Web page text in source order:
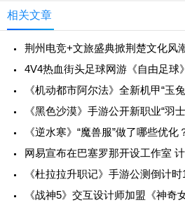
相关文章
4V4热血街头足球网游《自由足球
《机动都市阿尔法》全新机甲“玉
《黑色沙漠》手游公开新职业“羽
《逆水寒》“魔兽服”做了哪些优化
《杜拉拉升职记》手游公测倒计时
《战神5》交互设计师加盟《神奇